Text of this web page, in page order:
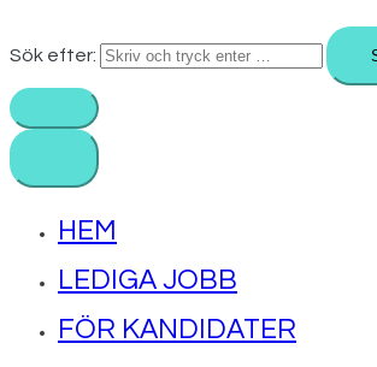
Sök efter:
HEM
LEDIGA JOBB
FÖR KANDIDATER